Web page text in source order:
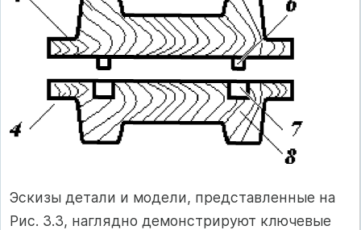
Эскизы детали и модели, представленные на
Рис. 3.3, наглядно демонстрируют ключевые